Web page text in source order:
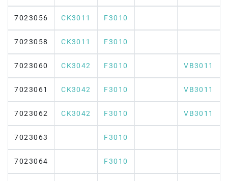
7023056 CK3011 F3010
7023058 CK3011 F3010
7023060 CK3042 F3010 VB3011
7023061 CK3042 F3010 VB3011
7023062 CK3042 F3010 VB3011
7023063 F3010
7023064 F3010